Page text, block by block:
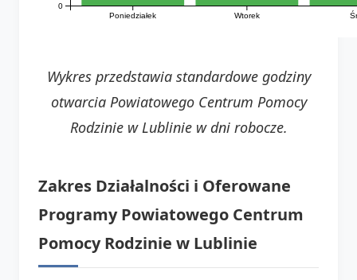
Poniedziałek Wtorek
0
Wykres przedstawia standardowe godziny
otwarcia Powiatowego Centrum Pomocy
Rodzinie w Lublinie w dni robocze.
Zakres Działalności i Oferowane
Programy Powiatowego Centrum
Pomocy Rodzinie w Lublinie